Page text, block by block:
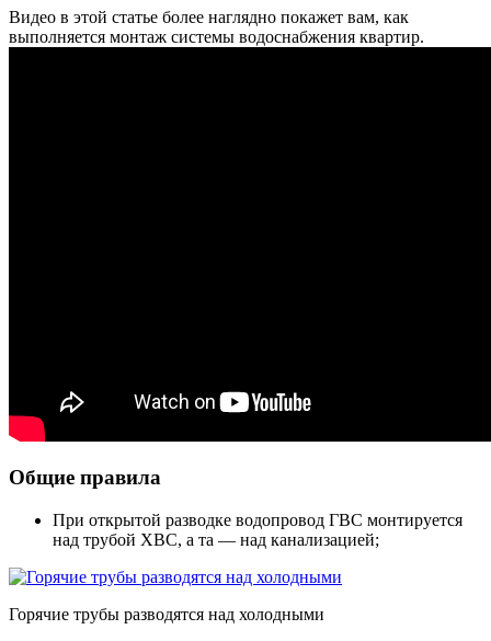
Видео в этой статье более наглядно покажет вам, как
выполняется монтаж системы водоснабжения квартир.
Общие правила
При открытой разводке водопровод ГВС монтируется
над трубой ХВС, а та — над канализацией;
Горячие трубы разводятся над холодными